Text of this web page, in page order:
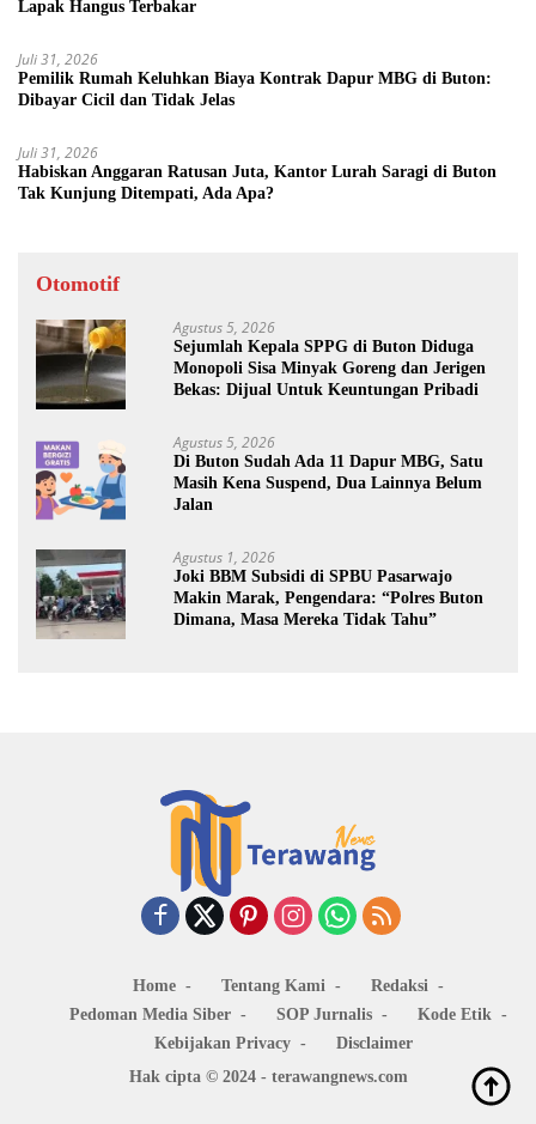
Lapak Hangus Terbakar
Juli 31, 2026
Pemilik Rumah Keluhkan Biaya Kontrak Dapur MBG di Buton:
Dibayar Cicil dan Tidak Jelas
Juli 31, 2026
Habiskan Anggaran Ratusan Juta, Kantor Lurah Saragi di Buton
Tak Kunjung Ditempati, Ada Apa?
Otomotif
Agustus 5, 2026
Sejumlah Kepala SPPG di Buton Diduga
Monopoli Sisa Minyak Goreng dan Jerigen
Bekas: Dijual Untuk Keuntungan Pribadi
Agustus 5, 2026
Di Buton Sudah Ada 11 Dapur MBG, Satu
Masih Kena Suspend, Dua Lainnya Belum
Jalan
Agustus 1, 2026
Joki BBM Subsidi di SPBU Pasarwajo
Makin Marak, Pengendara: “Polres Buton
Dimana, Masa Mereka Tidak Tahu”
Home Tentang Kami
Redaksi
Pedoman Media Siber
SOP Jurnalis
Kode Etik
Kebijakan Privacy
Disclaimer
Hak cipta © 2024 - terawangnews.com